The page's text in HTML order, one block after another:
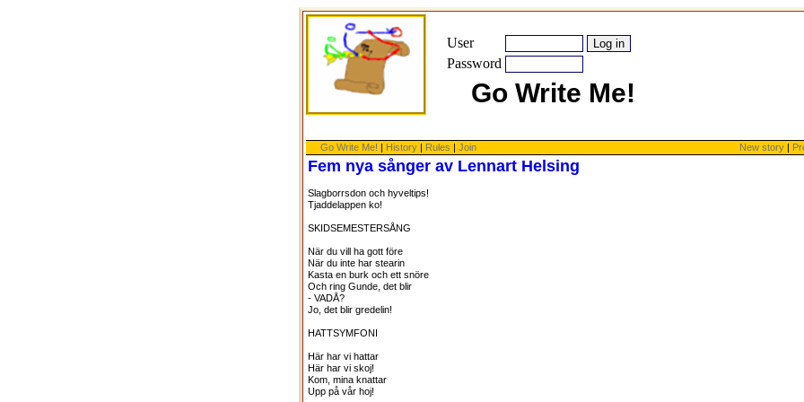
User
Password
Go Write Me!
Go Write Me! | History | Rules | Join New story |
Fem nya sånger av Lennart Helsing
Slagborrsdon och hyveltips!
Tjaddelappen ko!
SKIDSEMESTERSÅNG
När du vill ha gott före
När du inte har stearin
Kasta en burk och ett snöre
Och ring Gunde, det blir
- VADÅ?
Jo, det blir gredelin!
HATTSYMFONI
Här har vi hattar
Här har vi skoj!
Kom, mina knattar
Upp på vår hoj!